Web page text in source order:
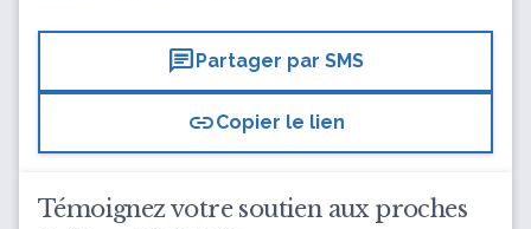
chatPartager par SMS
linkCopier le lien
Témoignez votre soutien aux proches